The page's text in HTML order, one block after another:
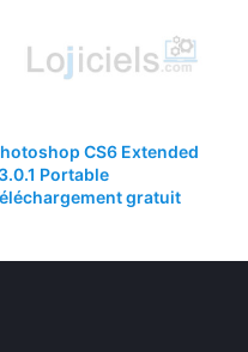
CS6 Extended
Portable
gratuit